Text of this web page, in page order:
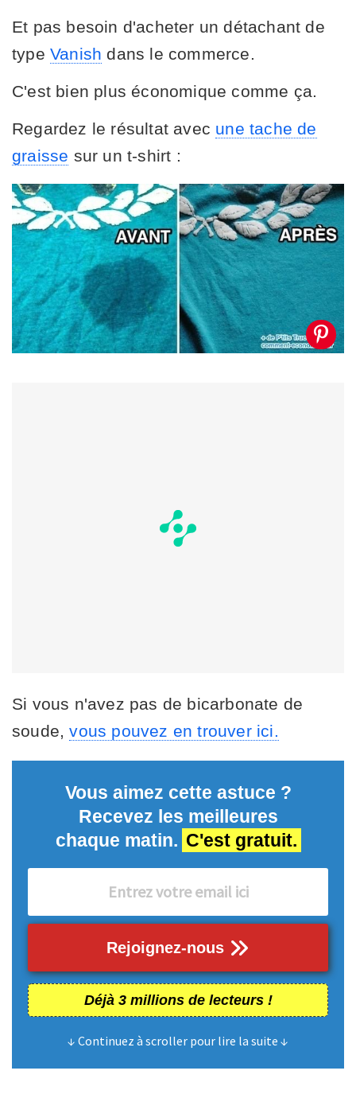
Et pas besoin d'acheter un détachant de
type Vanish dans le commerce.
C'est bien plus économique comme ça.
Regardez le résultat avec une tache de
graisse sur un t-shirt :
Si vous n'avez pas de bicarbonate de
soude,vous pouvez en trouver ici.
Vous aimez cette astuce ?
Recevez les meilleures
chaque matin. C'est gratuit.
Rejoignez-nous
Déjà 3 millions de lecteurs !
↓ Continuez à scroller pour lire la suite ↓